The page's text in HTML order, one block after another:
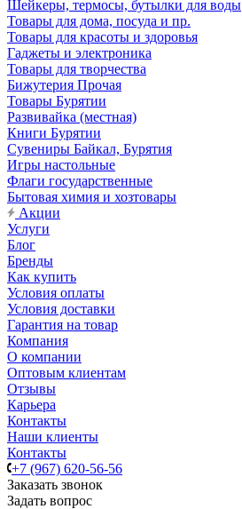
Шейкеры, термосы, бутылки для воды
Товары для дома, посуда и пр.
Товары для красоты и здоровья
Гаджеты и электроника
Товары для творчества
Бижутерия Прочая
Товары Бурятии
Развивайка (местная)
Книги Бурятии
Сувениры Байкал, Бурятия
Игры настольные
Флаги государственные
Бытовая химия и хозтовары
Акции
Услуги
Блог
Бренды
Как купить
Условия оплаты
Условия доставки
Гарантия на товар
Компания
О компании
Оптовым клиентам
Отзывы
Карьера
Контакты
Наши клиенты
Контакты
+7 (967) 620-56-56
Заказать звонок
Задать вопрос